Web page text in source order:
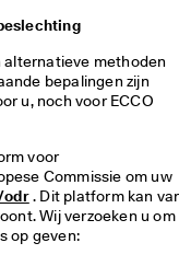
alternatieve methoden
bepalingen zijn
u, noch voor ECCO
voor
Commissie om uw
odr . Dit platform kan
Wij verzoeken u om
op geven: